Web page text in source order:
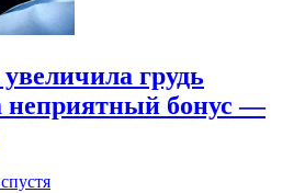
грудь
неприятный бонус —